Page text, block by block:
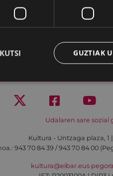
Udalaren sare sozial
Kultura - Untzaga plaza, 1
943 70 84 39 / 943 70 84 00
kultura@eibar.eus
GUZTIAK